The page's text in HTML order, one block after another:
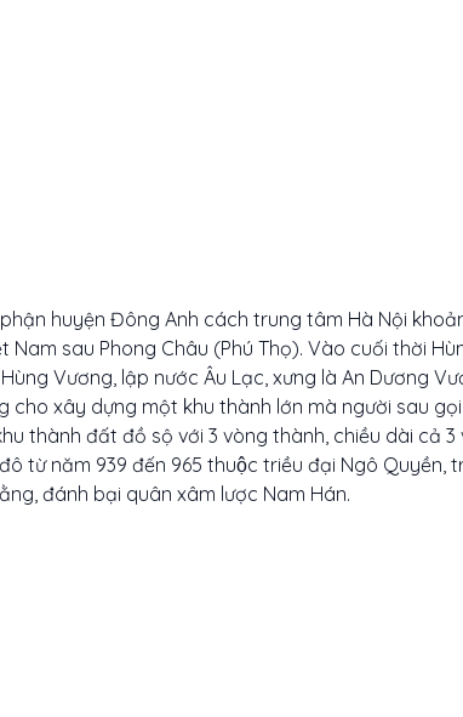
huyện Đông Anh cách trung tâm Hà Nội
sau Phong Châu (Phú Thọ). Vào cuối thời
Vương, lập nước Âu Lạc, xưng là An Dương
cho xây dựng một khu thành lớn mà người sau
thành đất đồ sộ với 3 vòng thành, chiều dài cả
từ năm 939 đến 965 thuộc triều đại Ngô Quyền,
đánh bại quân xâm lược Nam Hán.